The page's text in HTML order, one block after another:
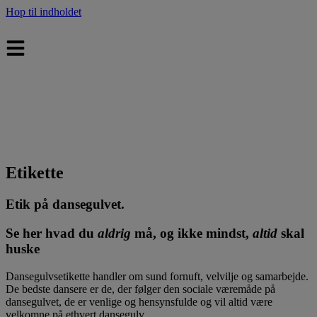
Hop til indholdet
Etikette
Etik på dansegulvet.
Se her hvad du aldrig må, og ikke mindst, altid skal
huske
Dansegulvsetikette handler om sund fornuft, velvilje og samarbejde.
De bedste dansere er de, der følger den sociale væremåde på
dansegulvet, de er venlige og hensynsfulde og vil altid være
velkomne på ethvert dansegulv.